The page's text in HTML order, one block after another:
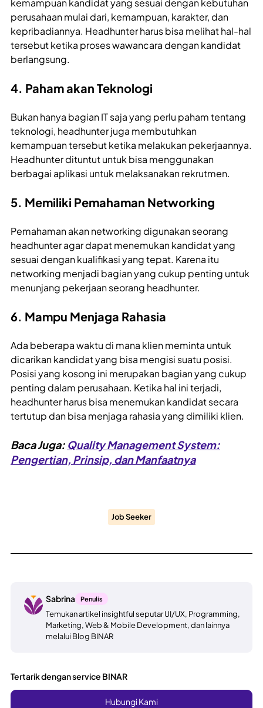
kemampuan kandidat yang sesuai dengan kebutuhan
perusahaan mulai dari, kemampuan, karakter, dan
kepribadiannya. Headhunter harus bisa melihat hal-hal
tersebut ketika proses wawancara dengan kandidat
berlangsung.
4. Paham akan Teknologi
Bukan hanya bagian IT saja yang perlu paham tentang
teknologi, headhunter juga membutuhkan
kemampuan tersebut ketika melakukan pekerjaannya.
Headhunter dituntut untuk bisa menggunakan
berbagai aplikasi untuk melaksanakan rekrutmen.
5. Memiliki Pemahaman Networking
Pemahaman akan networking digunakan seorang
headhunter agar dapat menemukan kandidat yang
sesuai dengan kualifikasi yang tepat. Karena itu
networking menjadi bagian yang cukup penting untuk
menunjang pekerjaan seorang headhunter.
6. Mampu Menjaga Rahasia
Ada beberapa waktu di mana klien meminta untuk
dicarikan kandidat yang bisa mengisi suatu posisi.
Posisi yang kosong ini merupakan bagian yang cukup
penting dalam perusahaan. Ketika hal ini terjadi,
headhunter harus bisa menemukan kandidat secara
tertutup dan bisa menjaga rahasia yang dimiliki klien.
Baca Juga: Quality Management System:
Pengertian, Prinsip, dan Manfaatnya
Job Seeker
Sabrina Penulis
Temukan artikel insightful seputar UI/UX, Programming,
Marketing, Web & Mobile Development, dan lainnya
melalui Blog BINAR
Tertarik dengan service BINAR
Hubungi Kami